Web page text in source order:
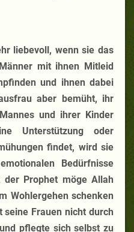
liebevoll, wenn sie das
mit ihnen Mitleid
und ihnen dabei
aber bemüht, ihr
und ihrer Kinder
Unterstützung oder
findet, wird sie
Bedürfnisse
Prophet möge Allah
Wohlergehen schenken
Frauen nicht durch
pflegte sich selbst zu